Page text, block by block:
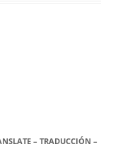
– TRADUCCIÓN –